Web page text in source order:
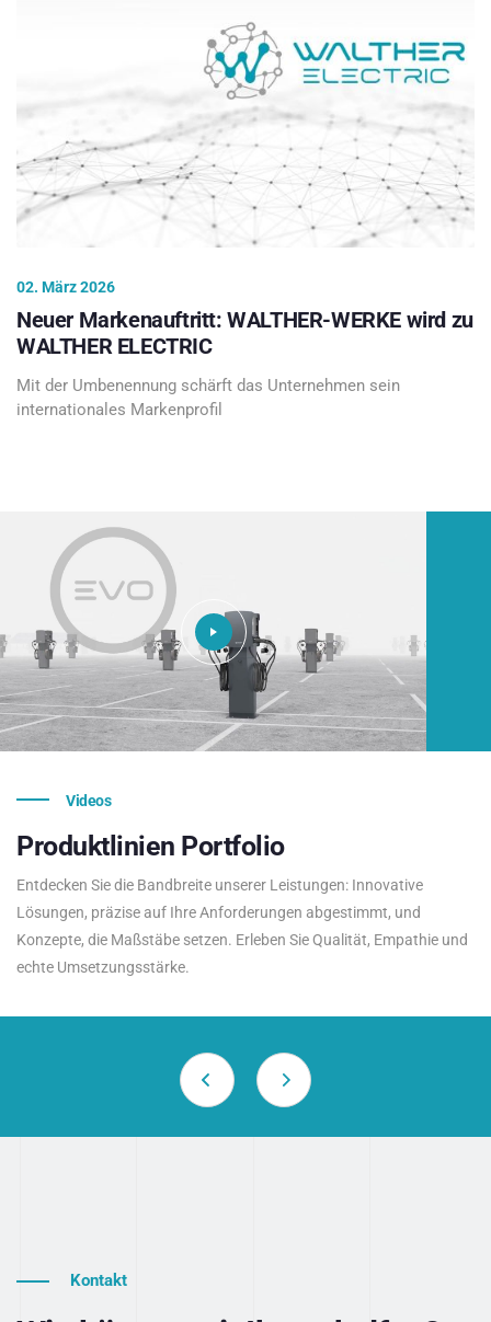
02. März 2026
Neuer Markenauftritt: WALTHER-WERKE wird zu
WALTHER ELECTRIC
Mit der Umbenennung schärft das Unternehmen sein
internationales Markenprofil
Videos
Produktlinien Portfolio
Entdecken Sie die Bandbreite unserer Leistungen: Innovative
Lösungen, präzise auf Ihre Anforderungen abgestimmt, und
Konzepte, die Maßstäbe setzen. Erleben Sie Qualität, Empathie und
echte Umsetzungsstärke.
Kontakt